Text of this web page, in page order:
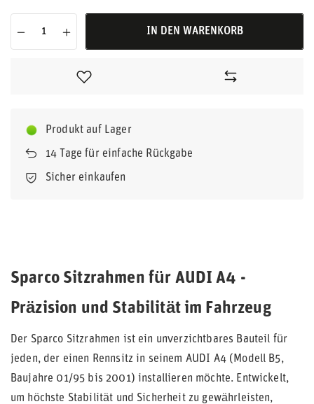
IN DEN WARENKORB
Produkt auf Lager
14 Tage für einfache Rückgabe
Sicher einkaufen
Sparco Sitzrahmen für AUDI A4 -
Präzision und Stabilität im Fahrzeug
Der Sparco Sitzrahmen ist ein unverzichtbares Bauteil für
jeden, der einen Rennsitz in seinem AUDI A4 (Modell B5,
Baujahre 01/95 bis 2001) installieren möchte. Entwickelt,
um höchste Stabilität und Sicherheit zu gewährleisten,